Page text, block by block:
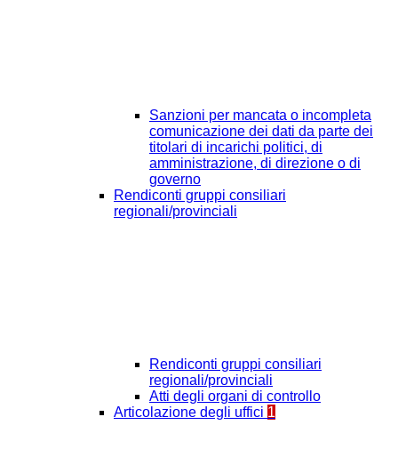
Sanzioni per mancata o incompleta
comunicazione dei dati da parte dei
titolari di incarichi politici, di
amministrazione, di direzione o di
governo
Rendiconti gruppi consiliari
regionali/provinciali
Rendiconti gruppi consiliari
regionali/provinciali
Atti degli organi di controllo
Articolazione degli uffici 1